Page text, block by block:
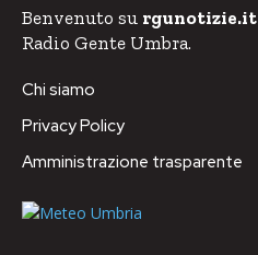
Benvenuto su rgunotizie.it
Radio Gente Umbra.
Chi siamo
Privacy Policy
Amministrazione trasparente